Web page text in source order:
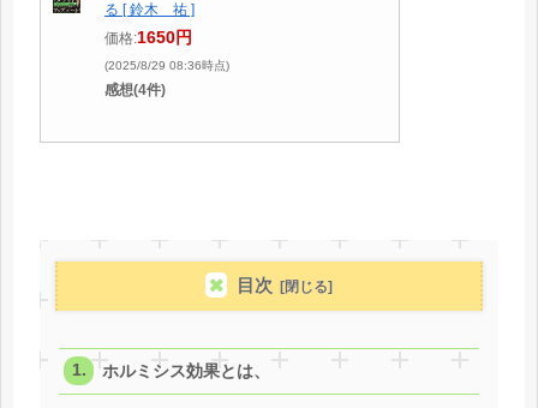
る [ 鈴木 祐 ]
価格:1650円
(2025/8/29 08:36時点)
感想(4件)
目次
ホルミシス効果とは、